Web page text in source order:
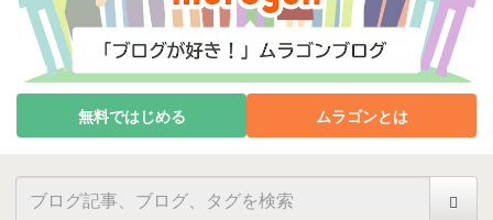
無料ではじめる ムラゴンとは